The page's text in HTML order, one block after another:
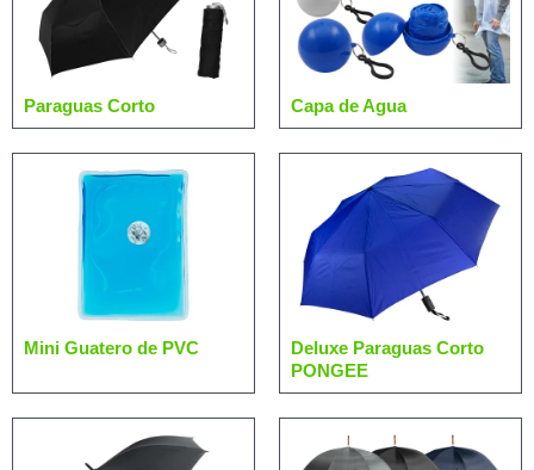
Paraguas Corto Capa de Agua
Mini Guatero de PVC
Deluxe Paraguas Corto
PONGEE